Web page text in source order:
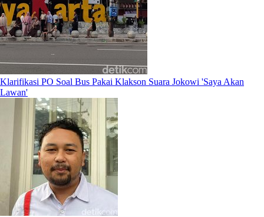
Klarifikasi PO Soal Bus Pakai Klakson Suara Jokowi 'Saya Akan
Lawan'